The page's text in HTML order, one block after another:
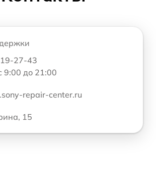
27-43
9:00 до 21:00
repair-center.ru
15